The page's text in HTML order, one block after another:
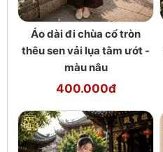
Áo dài đi chùa cổ tròn
thêu sen vải lụa tằm ướt -
màu nâu
400.000đ